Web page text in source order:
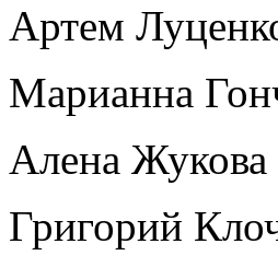
Артем
Марианна
Алена Жукова
Григорий